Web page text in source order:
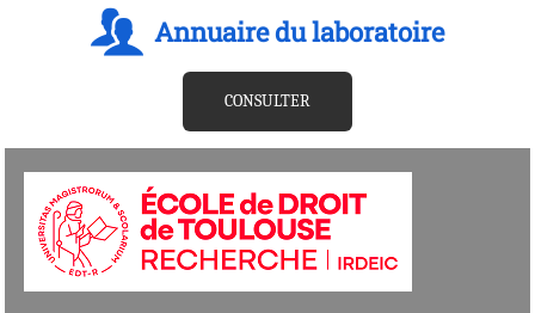
Annuaire du laboratoire
CONSULTER